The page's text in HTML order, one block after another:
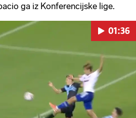
ga iz Konferencijske lige.
videa...
01:36